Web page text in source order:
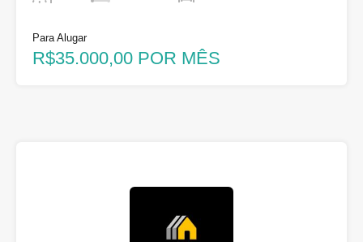
Para Alugar
R$35.000,00 POR MÊS